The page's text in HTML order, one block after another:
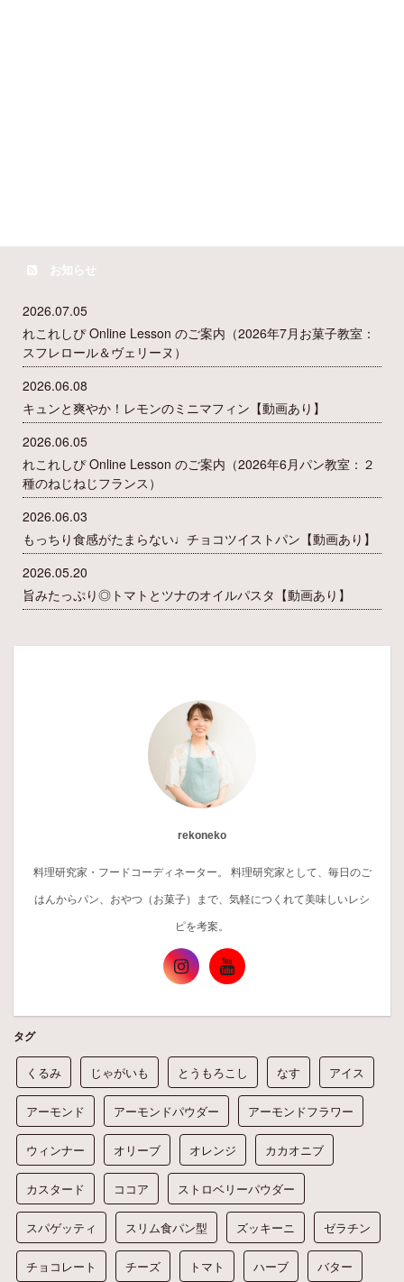
お知らせ
2026.07.05
れこれしぴ Online Lesson のご案内（2026年7月お菓子教室：
スフレロール＆ヴェリーヌ）
2026.06.08
キュンと爽やか！レモンのミニマフィン【動画あり】
2026.06.05
れこれしぴ Online Lesson のご案内（2026年6月パン教室：２
種のねじねじフランス）
2026.06.03
もっちり食感がたまらない♩チョコツイストパン【動画あり】
2026.05.20
旨みたっぷり◎トマトとツナのオイルパスタ【動画あり】
rekoneko
料理研究家・フードコーディネーター。 料理研究家として、毎日のご
はんからパン、おやつ（お菓子）まで、気軽につくれて美味しいレシ
ピを考案。
タグ
くるみ じゃがいも とうもろこし なす アイス
アーモンド アーモンドパウダー アーモンドフラワー
ウィンナー オリーブ オレンジ カカオニブ
カスタード ココア ストロベリーパウダー
スパゲッティ スリム食パン型 ズッキーニ ゼラチン
チョコレート チーズ トマト ハーブ バター